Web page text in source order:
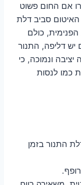
אם החום פשוט
סביב דלת
הפנימית, כולם
דליפה, התנור
ונמוכה, כי
כמו לנסות
התנור בזמן